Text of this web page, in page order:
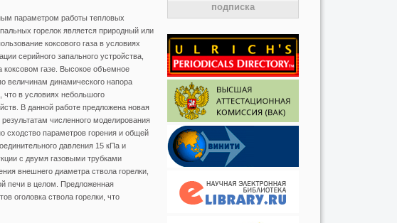
подписка
параметром работы тепловых
горелок является природный или
коксового газа в условиях
серийного запального устройства,
газе. Высокое объемное
величинам динамического напора
что в условиях небольшого
В данной работе предложена новая
численного моделирования
сходство параметров горения и общей
давления 15 кПа и
с двумя газовыми трубками
внешнего диаметра ствола горелки,
печи в целом. Предложенная
оголовка ствола горелки, что